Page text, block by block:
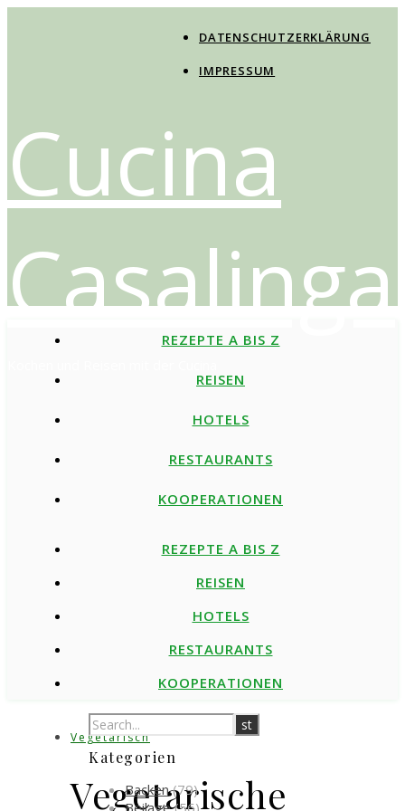
DATENSCHUTZERKLÄRUNG
IMPRESSUM
Cucina
Casalinga
REZEPTE A BIS Z
REISEN
HOTELS
RESTAURANTS
KOOPERATIONEN
REZEPTE A BIS Z
REISEN
HOTELS
RESTAURANTS
KOOPERATIONEN
Vegetarisch
Vegetarische
Kategorien
Backen(79)